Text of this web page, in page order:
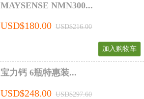
MAYSENSE NMN300...
USD$180.00 USD$216.00
加入购物车
宝力钙 6瓶特惠装...
USD$248.00 USD$297.60